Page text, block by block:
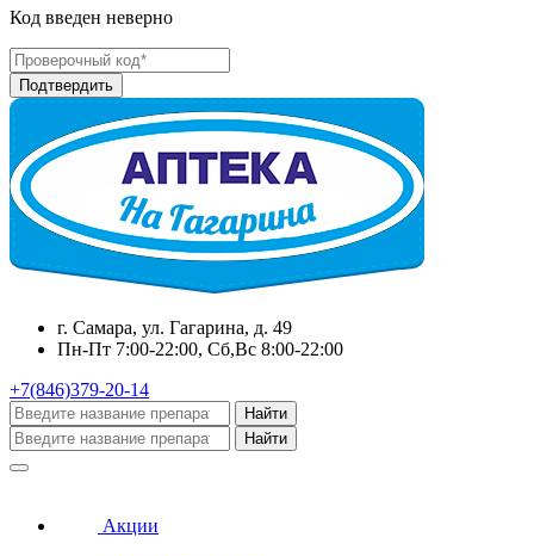
Код введен неверно
г. Самара, ул. Гагарина, д. 49
Пн-Пт 7:00-22:00, Сб,Вс 8:00-22:00
+7(846)379-20-14
Найти
Найти
Акции